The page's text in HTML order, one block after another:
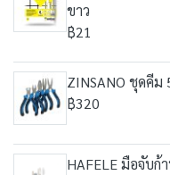
ขาว
฿21
ZINSANO ชุดคี
฿320
HAFELE มือจับก้